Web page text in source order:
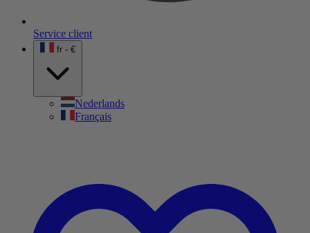
Service client
fr - €
Nederlands
Français